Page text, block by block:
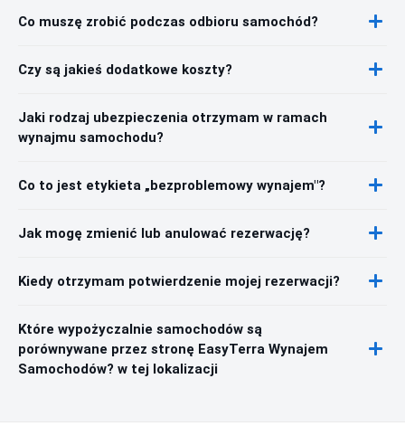
Co muszę zrobić podczas odbioru samochód?
Czy są jakieś dodatkowe koszty?
Jaki rodzaj ubezpieczenia otrzymam w ramach
wynajmu samochodu?
Co to jest etykieta „bezproblemowy wynajem"?
Jak mogę zmienić lub anulować rezerwację?
Kiedy otrzymam potwierdzenie mojej rezerwacji?
Które wypożyczalnie samochodów są
porównywane przez stronę EasyTerra Wynajem
Samochodów? w tej lokalizacji